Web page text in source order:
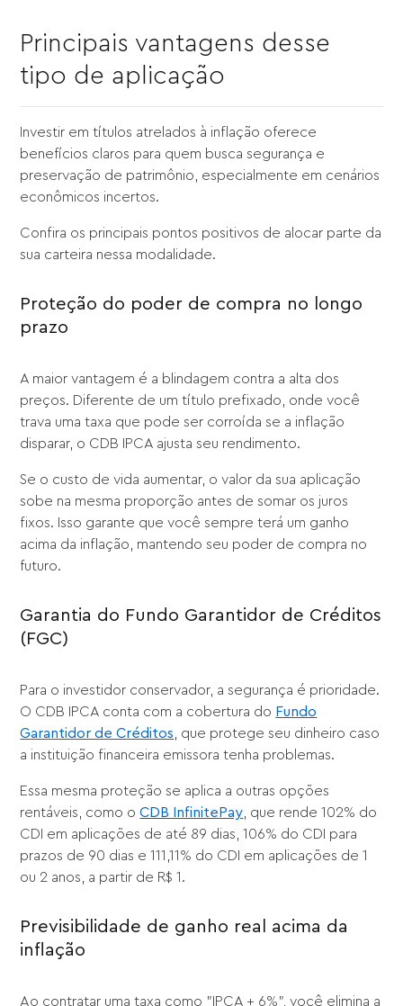
Principais vantagens desse
tipo de aplicação
Investir em títulos atrelados à inflação oferece
benefícios claros para quem busca segurança e
preservação de patrimônio, especialmente em cenários
econômicos incertos.
Confira os principais pontos positivos de alocar parte da
sua carteira nessa modalidade.
Proteção do poder de compra no longo
prazo
A maior vantagem é a blindagem contra a alta dos
preços. Diferente de um título prefixado, onde você
trava uma taxa que pode ser corroída se a inflação
disparar, o CDB IPCA ajusta seu rendimento.
Se o custo de vida aumentar, o valor da sua aplicação
sobe na mesma proporção antes de somar os juros
fixos. Isso garante que você sempre terá um ganho
acima da inflação, mantendo seu poder de compra no
futuro.
Garantia do Fundo Garantidor de Créditos
(FGC)
Para o investidor conservador, a segurança é prioridade.
O CDB IPCA conta com a cobertura do Fundo
Garantidor de Créditos , que protege seu dinheiro caso
a instituição financeira emissora tenha problemas.
Essa mesma proteção se aplica a outras opções
rentáveis, como oCDB InfinitePay , que rende 102% do
CDI em aplicações de até 89 dias, 106% do CDI para
prazos de 90 dias e 111,11% do CDI em aplicações de 1
ou 2 anos, a partir de R$ 1.
Previsibilidade de ganho real acima da
inflação
Ao contratar uma taxa como "IPCA + 6%", você elimina a